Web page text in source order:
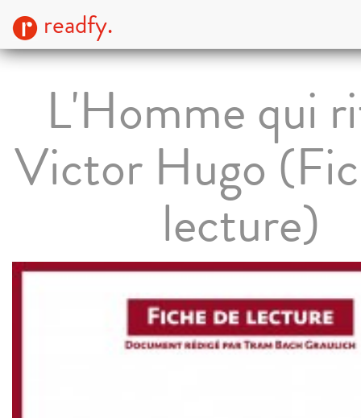
readfy.
L'Homme qui
Victor Hugo
lecture)